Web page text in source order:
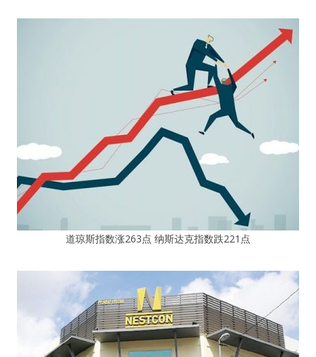
道琼斯指数涨263点 纳斯达克指数跌221点